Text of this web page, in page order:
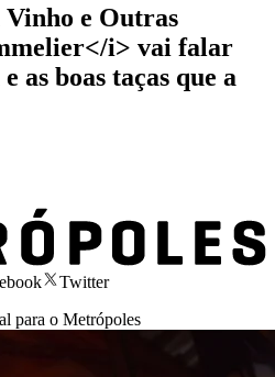
e Outras
i> vai falar
as boas taças que a
Twitter
para o Metrópoles